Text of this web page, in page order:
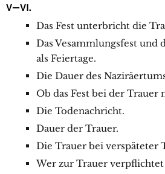
V—VI.
Das Fest unterbricht die
Das Vesammlungsfest und
als Feiertage.
Die Dauer des
Ob das Fest bei der
Die Todenachricht.
Dauer der Trauer.
Die Trauer bei verspäteter
Wer zur Trauer verpflichtet